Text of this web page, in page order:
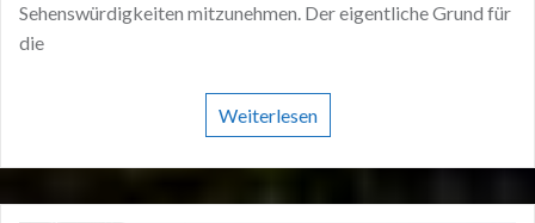
Sehenswürdigkeiten mitzunehmen. Der eigentliche Grund für
die
Weiterlesen